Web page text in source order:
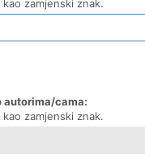
zamjenski znak.
autorima/cama:
zamjenski znak.